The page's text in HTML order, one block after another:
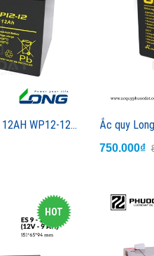
Ắc quy Long - Globe 12V 12AH WP12-12, ắc quy cho xe đạp điện, UPS, thang máy
750.000₫
HOT